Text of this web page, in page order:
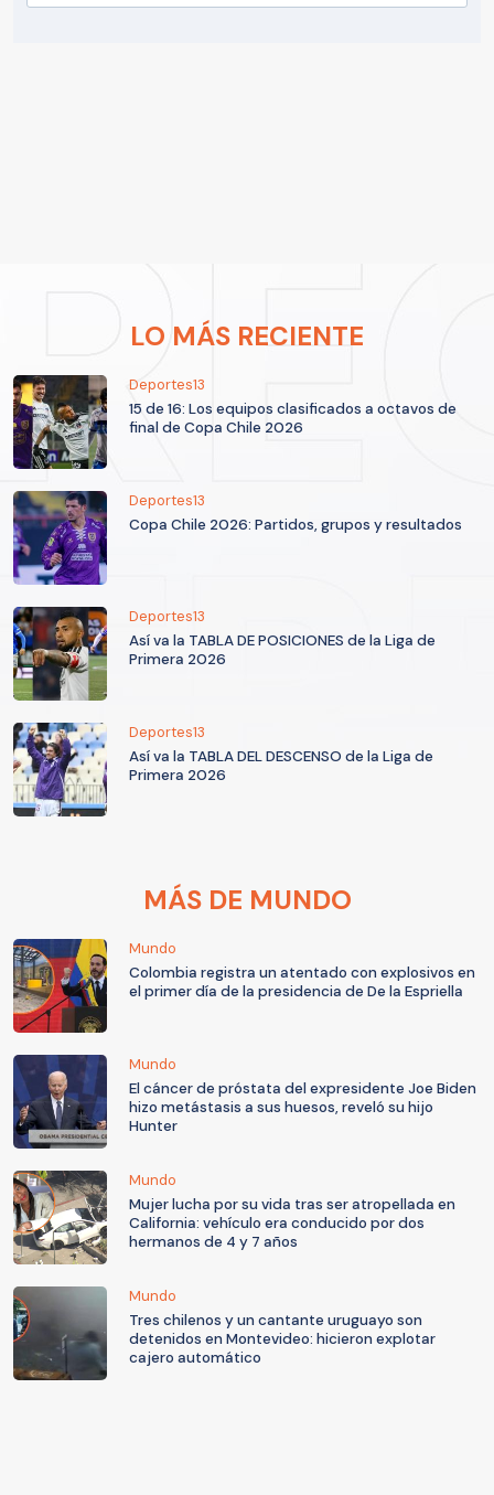
LO MÁS RECIENTE
Deportes13
15 de 16: Los equipos clasificados a octavos de
final de Copa Chile 2026
Deportes13
Copa Chile 2026: Partidos, grupos y resultados
Deportes13
Así va la TABLA DE POSICIONES de la Liga de
Primera 2026
Deportes13
Así va la TABLA DEL DESCENSO de la Liga de
Primera 2026
MÁS DE MUNDO
Mundo
Colombia registra un atentado con explosivos en
el primer día de la presidencia de De la Espriella
Mundo
El cáncer de próstata del expresidente Joe Biden
hizo metástasis a sus huesos, reveló su hijo
Hunter
Mundo
Mujer lucha por su vida tras ser atropellada en
California: vehículo era conducido por dos
hermanos de 4 y 7 años
Mundo
Tres chilenos y un cantante uruguayo son
detenidos en Montevideo: hicieron explotar
cajero automático